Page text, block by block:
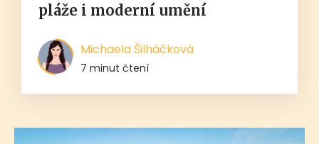
pláže i moderní umění
Michaela Šilháčková
7 minut čtení